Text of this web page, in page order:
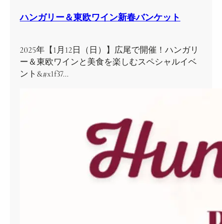
ハンガリー＆東欧ワイン新春バンケット
2025年【1月12日（日）】広尾で開催！ハンガリ
ー＆東欧ワインと美食を楽しむスペシャルイベ
ント&#x1f37…